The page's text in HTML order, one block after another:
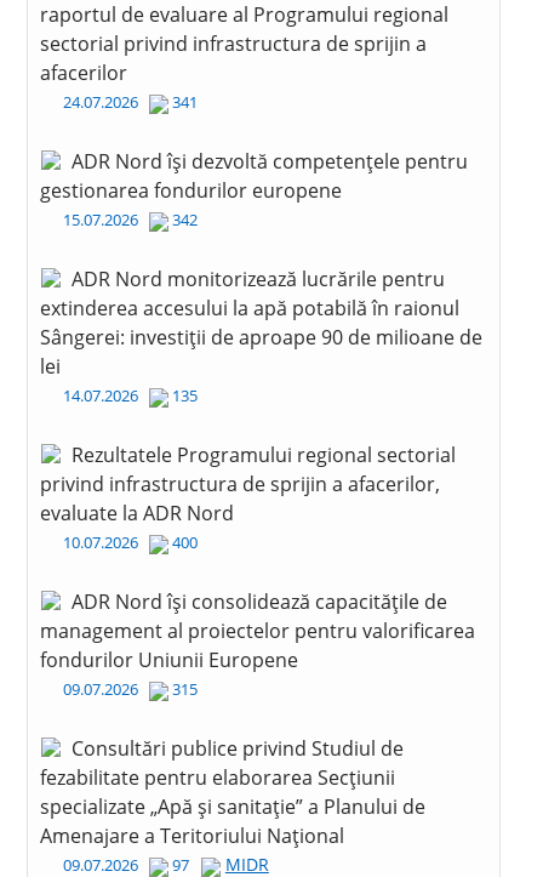
raportul de evaluare al Programului regional
sectorial privind infrastructura de sprijin a
afacerilor
24.07.2026 341
ADR Nord își dezvoltă competențele pentru
gestionarea fondurilor europene
15.07.2026 342
ADR Nord monitorizează lucrările pentru
extinderea accesului la apă potabilă în raionul
Sângerei: investiții de aproape 90 de milioane de
lei
14.07.2026 135
Rezultatele Programului regional sectorial
privind infrastructura de sprijin a afacerilor,
evaluate la ADR Nord
10.07.2026 400
ADR Nord își consolidează capacitățile de
management al proiectelor pentru valorificarea
fondurilor Uniunii Europene
09.07.2026 315
Consultări publice privind Studiul de
fezabilitate pentru elaborarea Secțiunii
specializate „Apă și sanitație” a Planului de
Amenajare a Teritoriului Național
09.07.2026 97 MIDR